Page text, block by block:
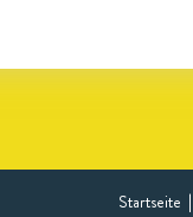
Startseite